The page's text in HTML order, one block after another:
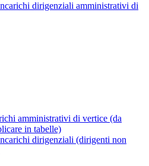
dirigenziali amministrativi di
amministrativi di vertice (da
in tabelle)
dirigenziali (dirigenti non